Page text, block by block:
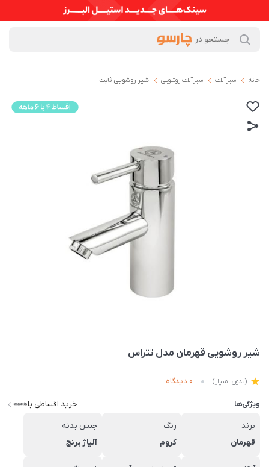
خانه شیرآلات شیرآلات روشویی شیر روشویی ثابت
شیر روشویی قهرمان مدل تتراس
(بدون امتیاز) 0 دیدگاه
ویژگی‌ها خرید اقساطی با
برند
قهرمان
رنگ
کروم
جنس بدنه
آلیاژ برنج